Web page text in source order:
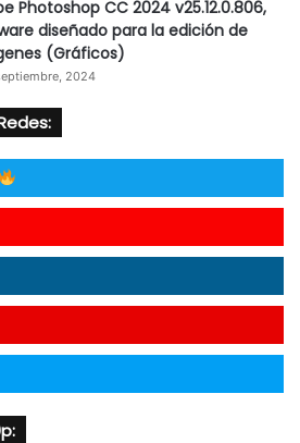
Photoshop CC 2024 v25.12.0.806,
diseñado para la edición de
(Gráficos)
2024